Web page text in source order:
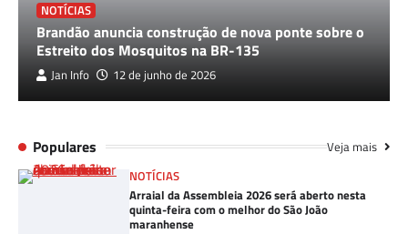
NOTÍCIAS
Brandão anuncia construção de nova ponte sobre o
Estreito dos Mosquitos na BR-135
Jan Info 12 de junho de 2026
Populares Veja mais
NOTÍCIAS
Arraial da Assembleia 2026 será aberto nesta
quinta-feira com o melhor do São João
maranhense